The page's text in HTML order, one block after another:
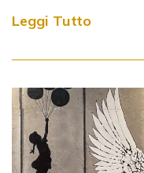
Leggi Tutto